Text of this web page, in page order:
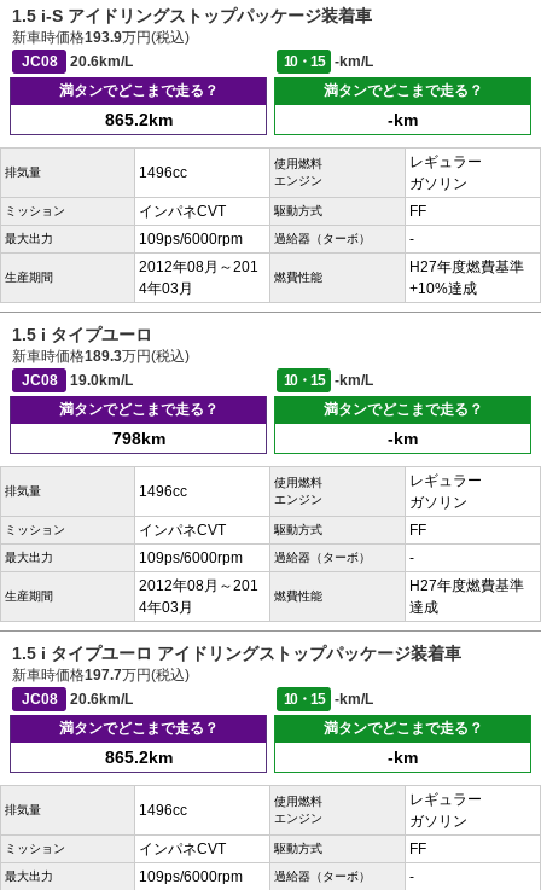
1.5 i-S アイドリングストップパッケージ装着車
新車時価格193.9万円(税込)
JC08
20.6km/L 10・15
-km/L
満タンでどこまで走る？
865.2km
満タンでどこまで走る？
-km
排気量 1496cc
使用燃料
エンジン
レギュラー
ガソリン
ミッション インパネCVT 駆動方式 FF
最大出力 109ps/6000rpm 過給器（ターボ） -
生産期間
2012年08月～201
4年03月
燃費性能
H27年度燃費基準
+10%達成
1.5 i タイプユーロ
新車時価格189.3万円(税込)
JC08
19.0km/L 10・15
-km/L
満タンでどこまで走る？
798km
満タンでどこまで走る？
-km
排気量 1496cc
使用燃料
エンジン
レギュラー
ガソリン
ミッション インパネCVT 駆動方式 FF
最大出力 109ps/6000rpm 過給器（ターボ） -
生産期間
2012年08月～201
4年03月
燃費性能
H27年度燃費基準
達成
1.5 i タイプユーロ アイドリングストップパッケージ装着車
新車時価格197.7万円(税込)
JC08
20.6km/L 10・15
-km/L
満タンでどこまで走る？
865.2km
満タンでどこまで走る？
-km
排気量 1496cc
使用燃料
エンジン
レギュラー
ガソリン
ミッション インパネCVT 駆動方式 FF
最大出力 109ps/6000rpm 過給器（ターボ） -